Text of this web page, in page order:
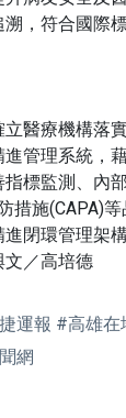
，符合國際標
醫療機構落
管理系統，
標監測、內
措施(CAPA)
閉環管理架
文／高培德
運報 #高雄在
網